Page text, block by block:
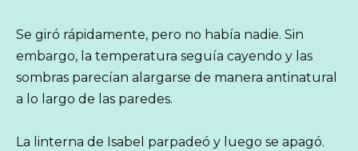
Se giró rápidamente, pero no había nadie. Sin
embargo, la temperatura seguía cayendo y las
sombras parecían alargarse de manera antinatural
a lo largo de las paredes.
La linterna de Isabel parpadeó y luego se apagó.